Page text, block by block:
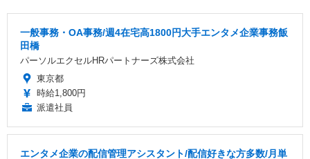
一般事務・OA事務/週4在宅高1800円大手エンタメ企業事務飯
田橋
パーソルエクセルHRパートナーズ株式会社
東京都
時給1,800円
派遣社員
エンタメ企業の配信管理アシスタント/配信好きな方多数/月単